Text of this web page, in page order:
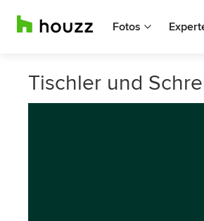
Fotos
Tischler und